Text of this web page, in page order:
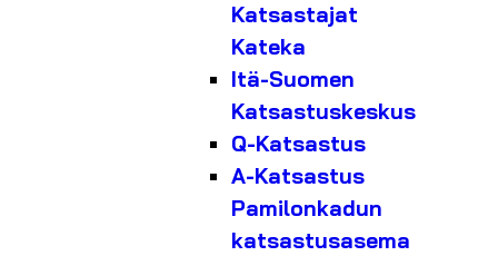
Katsastajat
Kateka
Itä-Suomen
Katsastuskeskus
Q-Katsastus
A-Katsastus
Pamilonkadun
katsastusasema